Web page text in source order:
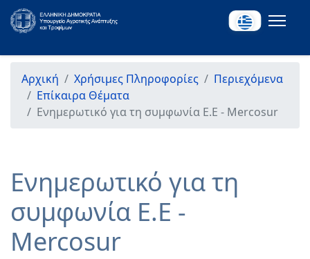
Αρχική Χρήσιμες Πληροφορίες
Περιεχόμενα
Επίκαιρα Θέματα
Ενημερωτικό για τη συμφωνία Ε.Ε - Mercosur
Ενημερωτικό για τη
συμφωνία Ε.Ε -
Mercosur